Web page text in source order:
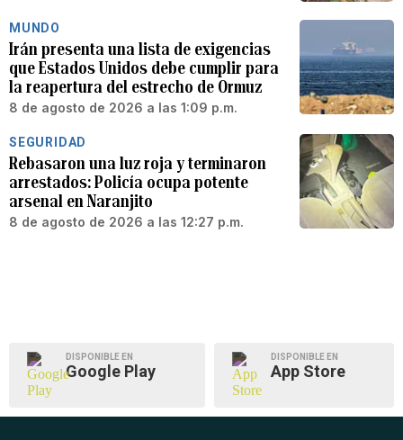
MUNDO
Irán presenta una lista de exigencias
que Estados Unidos debe cumplir para
la reapertura del estrecho de Ormuz
8 de agosto de 2026 a las 1:09 p.m.
SEGURIDAD
Rebasaron una luz roja y terminaron
arrestados: Policía ocupa potente
arsenal en Naranjito
8 de agosto de 2026 a las 12:27 p.m.
DISPONIBLE EN
Google Play
DISPONIBLE EN
App Store